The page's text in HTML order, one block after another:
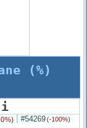
(%)
#54269(-100%)